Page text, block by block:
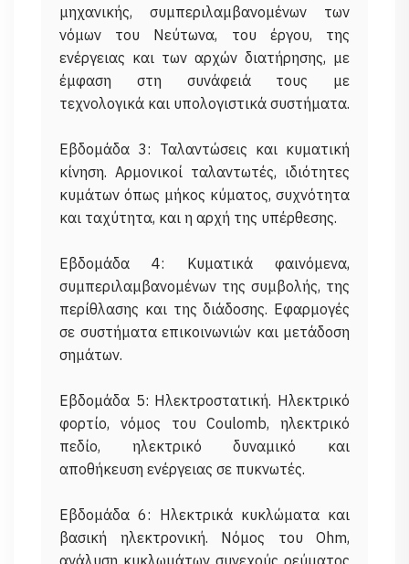
μηχανικής, συμπεριλαμβανομένων των
νόμων του Νεύτωνα, του έργου, της
ενέργειας και των αρχών διατήρησης, με
έμφαση στη συνάφειά τους με
τεχνολογικά και υπολογιστικά συστήματα.
Εβδομάδα 3: Ταλαντώσεις και κυματική
κίνηση. Αρμονικοί ταλαντωτές, ιδιότητες
κυμάτων όπως μήκος κύματος, συχνότητα
και ταχύτητα, και η αρχή της υπέρθεσης.
Εβδομάδα 4: Κυματικά φαινόμενα,
συμπεριλαμβανομένων της συμβολής, της
περίθλασης και της διάδοσης. Εφαρμογές
σε συστήματα επικοινωνιών και μετάδοση
σημάτων.
Εβδομάδα 5: Ηλεκτροστατική. Ηλεκτρικό
φορτίο, νόμος του Coulomb, ηλεκτρικό
πεδίο, ηλεκτρικό δυναμικό και
αποθήκευση ενέργειας σε πυκνωτές.
Εβδομάδα 6: Ηλεκτρικά κυκλώματα και
βασική ηλεκτρονική. Νόμος του Ohm,
ανάλυση κυκλωμάτων συνεχούς ρεύματος